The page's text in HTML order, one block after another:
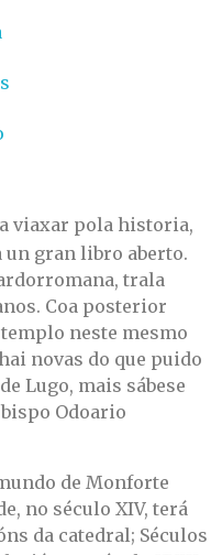
viaxar pola historia,
gran libro aberto.
trala
Coa posterior
neste mesmo
novas do que puido
Lugo, mais sábese
Odoario
de Monforte
no século XIV, terá
da catedral; Séculos